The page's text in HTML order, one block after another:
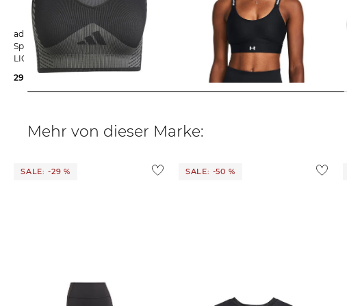
adidas Performance | Damen
Sport-BH AEROKNIT TRAINING
LIGHT SUPPORT
29,99 €
Under Armour | Damen Sport-BH
INFINITY MID SUPPORT 2.0 BRA
33,99 €
45,00 €
Mehr von dieser Marke:
SALE: -29 % SALE: -50 %